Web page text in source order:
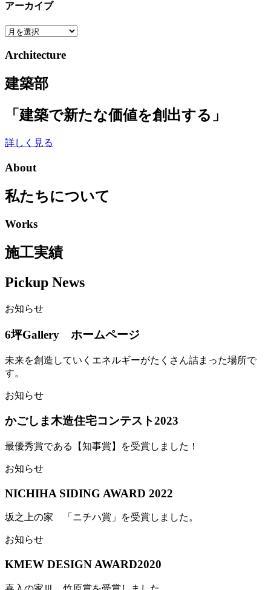
アーカイブ
ア
カ
ブ
Architecture
建築部
「建築で新たな価値を創出する」
詳しく見る
About
私たちについて
Works
施工実績
Pickup News
お知らせ
6坪Gallery ホームページ
未来を創造していくエネルギーがたくさん詰まった場所で
す。
お知らせ
かごしま木造住宅コンテスト2023
最優秀賞である【知事賞】を受賞しました！
お知らせ
NICHIHA SIDING AWARD 2022
坂之上の家 「ニチハ賞」を受賞しました。
お知らせ
KMEW DESIGN AWARD2020